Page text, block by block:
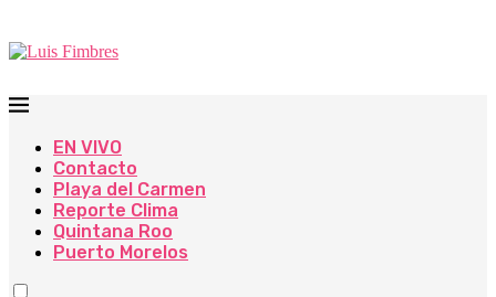
EN VIVO
Contacto
Playa del Carmen
Reporte Clima
Quintana Roo
Puerto Morelos